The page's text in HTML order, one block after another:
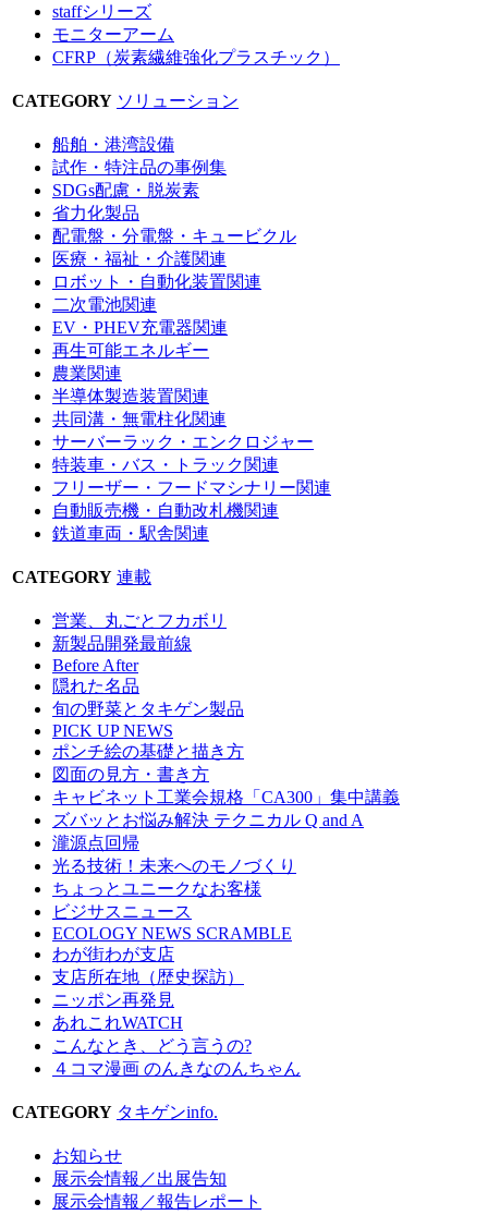
staffシリーズ
モニターアーム
CFRP（炭素繊維強化プラスチック）
CATEGORY ソリューション
船舶・港湾設備
試作・特注品の事例集
SDGs配慮・脱炭素
省力化製品
配電盤・分電盤・キュービクル
医療・福祉・介護関連
ロボット・自動化装置関連
二次電池関連
EV・PHEV充電器関連
再生可能エネルギー
農業関連
半導体製造装置関連
共同溝・無電柱化関連
サーバーラック・エンクロジャー
特装車・バス・トラック関連
フリーザー・フードマシナリー関連
自動販売機・自動改札機関連
鉄道車両・駅舎関連
CATEGORY 連載
営業、丸ごとフカボリ
新製品開発最前線
Before After
隠れた名品
旬の野菜とタキゲン製品
PICK UP NEWS
ポンチ絵の基礎と描き方
図面の見方・書き方
キャビネット工業会規格「CA300」集中講義
ズバッとお悩み解決 テクニカル Q and A
瀧源点回帰
光る技術！未来へのモノづくり
ちょっとユニークなお客様
ビジサスニュース
ECOLOGY NEWS SCRAMBLE
わが街わが支店
支店所在地（歴史探訪）
ニッポン再発見
あれこれWATCH
こんなとき、どう言うの?
４コマ漫画 のんきなのんちゃん
CATEGORY タキゲンinfo.
お知らせ
展示会情報／出展告知
展示会情報／報告レポート